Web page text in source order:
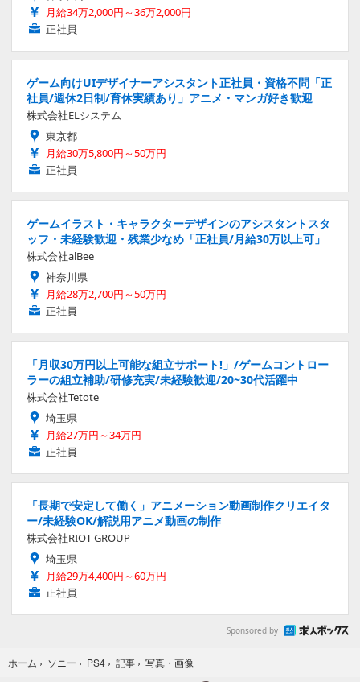
月給34万2,000円～36万2,000円
正社員
ゲーム向けUIデザイナーアシスタント正社員・資格不問「正
社員/週休2日制/育休実績あり」アニメ・マンガ好き歓迎
株式会社ELシステム
東京都
月給30万5,800円～50万円
正社員
ゲームイラスト・キャラクターデザインのアシスタントスタ
ッフ・未経験歓迎・残業少なめ「正社員/月給30万以上可」
株式会社alBee
神奈川県
月給28万2,700円～50万円
正社員
「月収30万円以上可能な組立サポート!」/ゲームコントロー
ラーの組立補助/研修充実/未経験歓迎/20~30代活躍中
株式会社Tetote
埼玉県
月給27万円～34万円
正社員
「長期で安定して働く」アニメーション動画制作クリエイタ
ー/未経験OK/解説用アニメ動画の制作
株式会社RIOT GROUP
埼玉県
月給29万4,400円～60万円
正社員
Sponsored by
ホーム › ソニー › PS4 › 記事 › 写真・画像